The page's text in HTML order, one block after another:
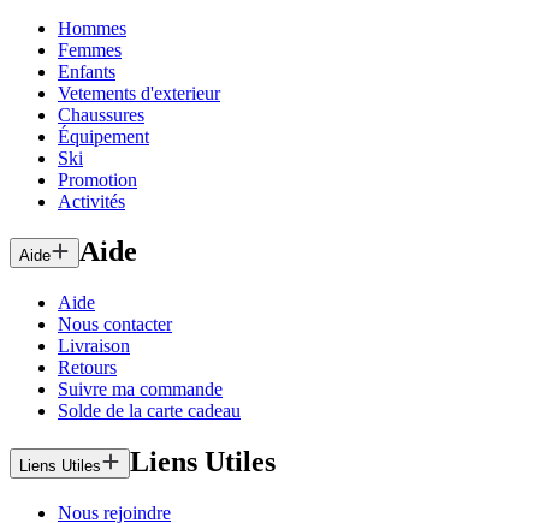
Hommes
Femmes
Enfants
Vetements d'exterieur
Chaussures
Équipement
Ski
Promotion
Activités
Aide Aide
Aide
Nous contacter
Livraison
Retours
Suivre ma commande
Solde de la carte cadeau
Liens Utiles Liens Utiles
Nous rejoindre